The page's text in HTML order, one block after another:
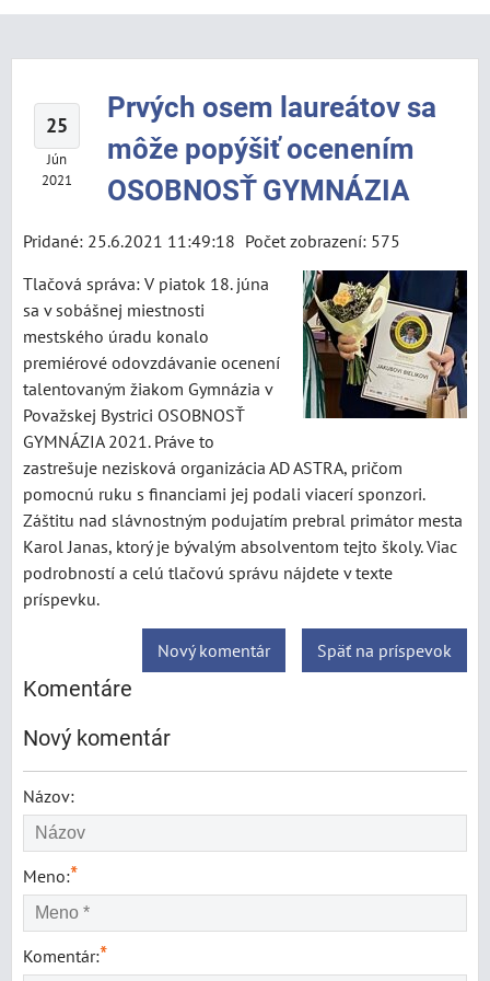
25
Jún
2021
Prvých osem laureátov sa
môže popýšiť ocenením
OSOBNOSŤ GYMNÁZIA
Pridané: 25.6.2021 11:49:18 Počet zobrazení: 575
Tlačová správa: V piatok 18. júna
sa v sobášnej miestnosti
mestského úradu konalo
premiérové odovzdávanie ocenení
talentovaným žiakom Gymnázia v
Považskej Bystrici OSOBNOSŤ
GYMNÁZIA 2021. Práve to
zastrešuje nezisková organizácia AD ASTRA, pričom
pomocnú ruku s financiami jej podali viacerí sponzori.
Záštitu nad slávnostným podujatím prebral primátor mesta
Karol Janas, ktorý je bývalým absolventom tejto školy. Viac
podrobností a celú tlačovú správu nájdete v texte
príspevku.
Späť na príspevok
Nový komentár
Komentáre
Nový komentár
Názov:
Meno:*
Komentár:*